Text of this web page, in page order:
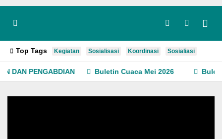
Top Tags Kegiatan Sosialisasi Koordinasi Sosialiasi
Buletin Cuaca Mei 2026 Buletin Cuaca